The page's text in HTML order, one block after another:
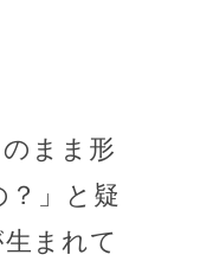
まま形
」と疑
まれて